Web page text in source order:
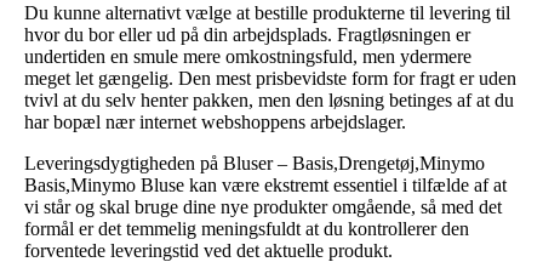
Du kunne alternativt vælge at bestille produkterne til levering til
hvor du bor eller ud på din arbejdsplads. Fragtløsningen er
undertiden en smule mere omkostningsfuld, men ydermere
meget let gængelig. Den mest prisbevidste form for fragt er uden
tvivl at du selv henter pakken, men den løsning betinges af at du
har bopæl nær internet webshoppens arbejdslager.
Leveringsdygtigheden på Bluser – Basis,Drengetøj,Minymo
Basis,Minymo Bluse kan være ekstremt essentiel i tilfælde af at
vi står og skal bruge dine nye produkter omgående, så med det
formål er det temmelig meningsfuldt at du kontrollerer den
forventede leveringstid ved det aktuelle produkt.